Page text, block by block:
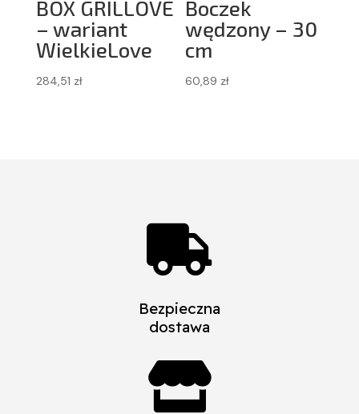
BOX GRILLOVE
– wariant
WielkieLove
284,51 zł
Boczek
wędzony – 30
cm
60,89 zł

Bezpieczna
dostawa
